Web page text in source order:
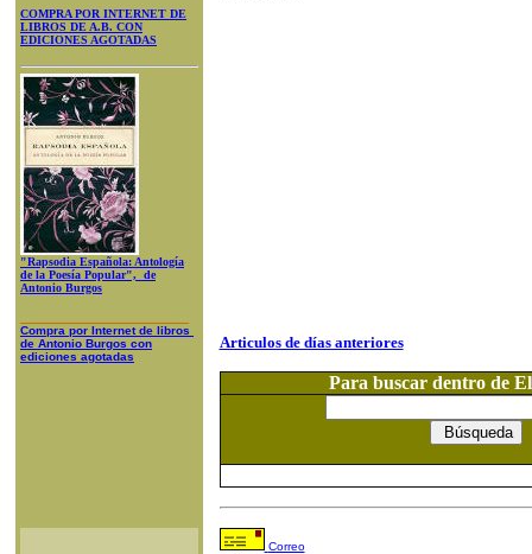
COMPRA POR INTERNET DE
LIBROS DE A.B. CON
EDICIONES AGOTADAS
"Rapsodia Española: Antología
de la Poesía Popular", de
Antonio Burgos
Compra por Internetde libros
de Antonio Burgos con
ediciones agotadas
Articulos de días anteriores
Para buscar dentro de
Correo